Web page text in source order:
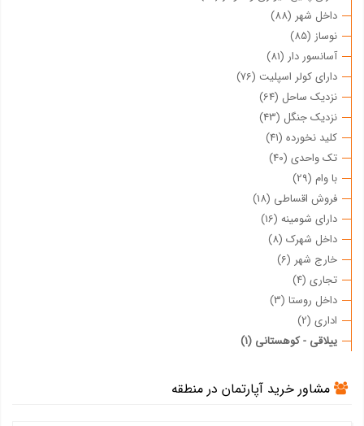
داخل شهر (88)
نوساز (85)
آسانسور دار (81)
دارای کولر اسپلیت (76)
نزدیک ساحل (64)
نزدیک جنگل (43)
کلید نخورده (41)
تک واحدی (40)
با وام (29)
فروش اقساطی (18)
دارای شومینه (16)
داخل شهرک (8)
خارج شهر (6)
تجاری (4)
داخل روستا (3)
اداری (2)
ییلاقی - کوهستانی (1)
مشاور خرید آپارتمان در منطقه